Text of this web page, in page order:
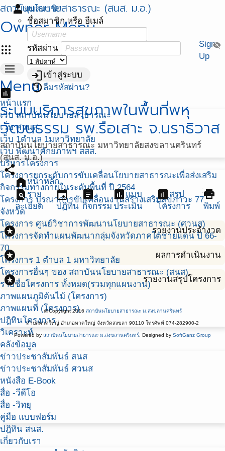
สถาบันนโยบายสาธารณะ (สนส. ม.อ.)
Owner Menu
apps
personมุมสมาชิก
ชื่อสมาชิก หรือ อีเมล์
รหัสผ่าน visibility_off
loginเข้าสู่ระบบ
restoreลืมรหัสผ่าน?
Sign
Up
menu
Menu
หน้าแรก
เว็บ สถาบันนโยบายสาธารณะ
เว็บ ศวนส.
เว็บ 1ตำบล 1มหาวิทยาลัย
เว็บ พัฒนาศักยภาพฯ สสส.
บริหารโครงการ
โครงการยกระดับการขับเคลื่อนโยบายสาธารณะเพื่อส่งเสริม
กิจกรรมทางกายในระดับพื้นที่ ปี 2564
โครงการ บูรณาการขับเคลื่อนงานสร้างเสริมสุขภาวะ 77
จังหวัด
โครงการ ศูนย์วิชาการพัฒนานโยบายสาธารณะ (ศวนส)
โครงการจัดทำแผนพัฒนากลุ่มจังหวัดภาคใต้ชายแดน ปี 66-
70
โครงการ 1 ตำบล 1 มหาวิทยาลัย
โครงการอื่นๆ ของ สถาบันนโยบายสาธารณะ (สนส)
รายชื่อโครงการ ทั้งหมด(รวมทุกแผนงาน)
ภาพแผนภูมิต้นไม้ (โครงการ)
ภาพแผนที่ (โครงการ)
ปฎิทินโครงการ
วิเคราะห์
คลังข้อมูล
ข่าวประชาสัมพันธ์ สนส
ข่าวประชาสัมพันธ์ ศวนส
หนังสือ E-Book
สื่อ -วีดีโอ
สื่อ -วิทยุ
คู่มือ แบบฟอร์ม
ปฎิทิน สนส.
เกี่ยวกับเรา
assessment
ระบบบริการสุขภาพในพื้นที่พหุ
วัฒนธรรม รพ.รือเสาะ จ.นราธิวาส
สถาบันนโยบายสาธารณะ มหาวิทยาลัยสงขลานครินทร์
(สนส. ม.อ.)
share
homeหน้าหลัก
find_in_pageราย
ละเอียด
event
ปฏิทิน
assignment
กิจกรรม
assessmentแบบ
ประเมิน
assessmentสรุป
โครงการ
print
พิมพ์
stars รายงานประจำงวด
stars ผลการดำเนินงาน
stars รายงานสรุปโครงการ
@Copyright 2016 สถาบันนโยบายสาธารณะ ม.สงขลานครินทร์
ตำบลหาดใหญ่ อำเภอหาดใหญ่ จังหวัดสงขลา 90110 โทรศัพท์ 074-282900-2
Powered by สถาบันนโยบายสาธารณะ ม.สงขลานครินทร์ . Designed by SoftGanz Group